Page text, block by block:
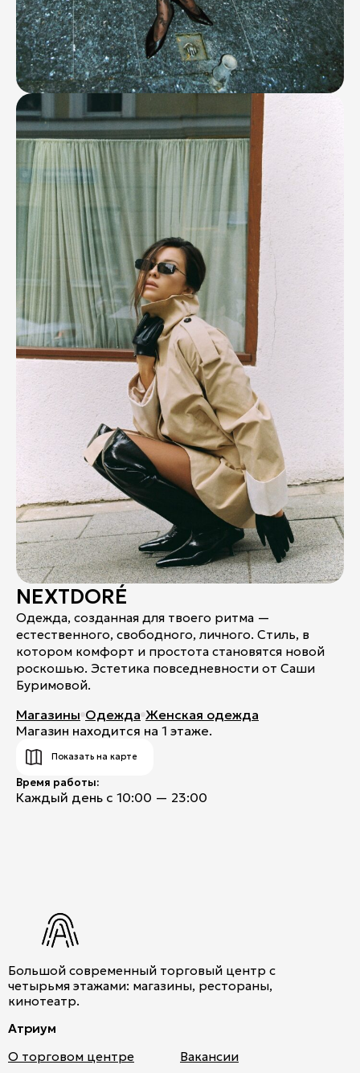
NEXTDORÉ
Одежда, созданная для твоего ритма —
естественного, свободного, личного. Стиль, в
котором комфорт и простота становятся новой
роскошью. Эстетика повседневности от Саши
Буримовой.
Магазины Одежда Женская одежда
Магазин находится на 1 этаже.
Показать на карте
Время работы:
Каждый день с 10:00 — 23:00
Большой современный торговый центр с
четырьмя этажами: магазины, рестораны,
кинотеатр.
Атриум
О торговом центре
Вакансии